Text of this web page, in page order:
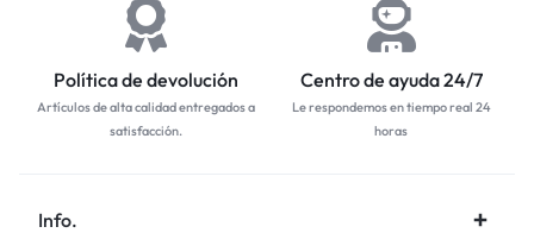
Política de devolución
Artículos de alta calidad entregados a
satisfacción.
Centro de ayuda 24/7
Le respondemos en tiempo real 24
horas
Info.